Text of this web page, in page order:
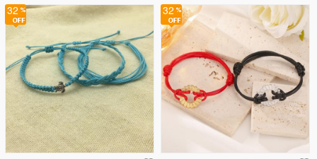
32
32